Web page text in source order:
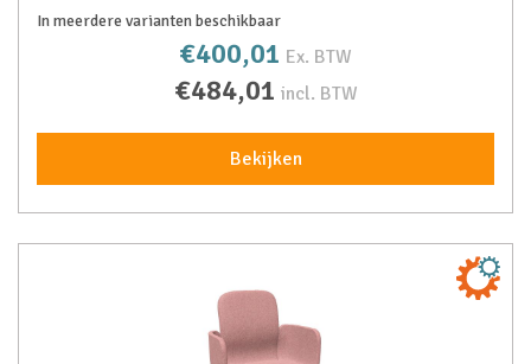
In meerdere varianten beschikbaar
€400,01 Ex. BTW
€484,01 incl. BTW
Bekijken